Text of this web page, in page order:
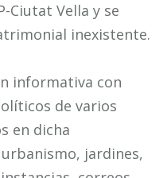
Ciutat Vella y se
inexistente.
informativa con
de varios
en dicha
jardines,